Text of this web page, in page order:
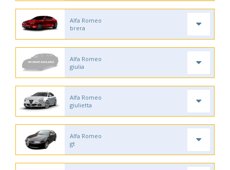
Alfa Romeo
brera
Alfa Romeo
giulia
Alfa Romeo
giulietta
Alfa Romeo
gt